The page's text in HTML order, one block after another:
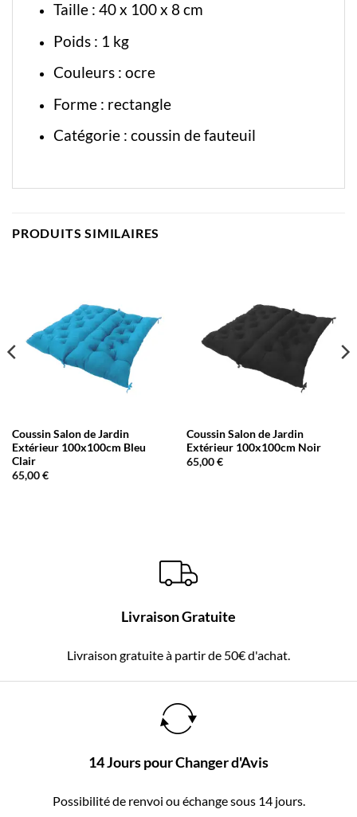
Taille : 40 x 100 x 8 cm
Poids : 1 kg
Couleurs : ocre
Forme : rectangle
Catégorie : coussin de fauteuil
PRODUITS SIMILAIRES
Coussin Salon de Jardin
Extérieur 100x100cm Bleu
Clair
65,00€
Coussin Salon de Jardin
Extérieur 100x100cm Noir
65,00€
Livraison Gratuite
Livraison gratuite à partir de 50€ d'achat.
14 Jours pour Changer d'Avis
Possibilité de renvoi ou échange sous 14 jours.